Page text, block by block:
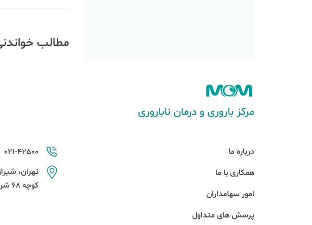
مطالب
مرکز باروری و درمان ناباروری
درباره ما
همکاری با ما
امور سهامداران
پرسش های متداول
021-42500
تهران،
کوچه 68 شرقی، پلاک 6